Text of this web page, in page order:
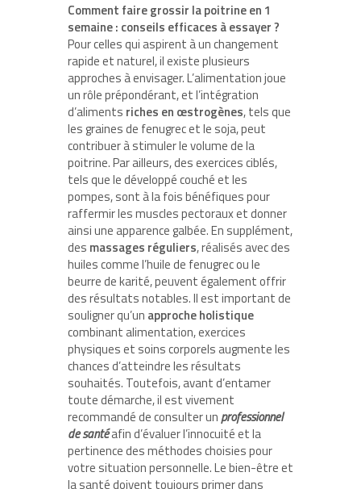
Comment faire grossir la poitrine en 1
semaine : conseils efficaces à essayer ?
Pour celles qui aspirent à un changement
rapide et naturel, il existe plusieurs
approches à envisager. L’alimentation joue
un rôle prépondérant, et l’intégration
d’aliments riches en œstrogènes, tels que
les graines de fenugrec et le soja, peut
contribuer à stimuler le volume de la
poitrine. Par ailleurs, des exercices ciblés,
tels que le développé couché et les
pompes, sont à la fois bénéfiques pour
raffermir les muscles pectoraux et donner
ainsi une apparence galbée. En supplément,
des massages réguliers, réalisés avec des
huiles comme l’huile de fenugrec ou le
beurre de karité, peuvent également offrir
des résultats notables. Il est important de
souligner qu’un approche holistique
combinant alimentation, exercices
physiques et soins corporels augmente les
chances d’atteindre les résultats
souhaités. Toutefois, avant d’entamer
toute démarche, il est vivement
recommandé de consulter unprofessionnel
de santéafin d’évaluer l’innocuité et la
pertinence des méthodes choisies pour
votre situation personnelle. Le bien-être et
la santé doivent toujours primer dans